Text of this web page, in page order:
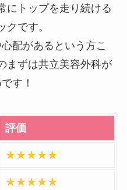
にトップを走り続ける
クです。
配があるという方こ
まずは共立美容外科が
す！
評価
★★★★★
★★★★★